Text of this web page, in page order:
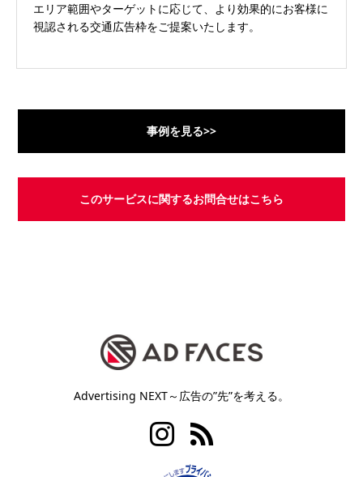
エリア範囲やターゲットに応じて、より効果的にお客様に
視認される交通広告枠をご提案いたします。
事例を見る>>
このサービスに関するお問合せはこちら
Advertising NEXT～広告の”先”を考える。